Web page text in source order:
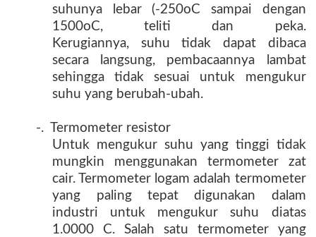
suhunya lebar (-250oC sampai dengan
1500oC, teliti dan peka.
Kerugiannya, suhu tidak dapat dibaca
secara langsung, pembacaannya lambat
sehingga tidak sesuai untuk mengukur
suhu yang berubah-ubah.
-. Termometer resistor
Untuk mengukur suhu yang tinggi tidak
mungkin menggunakan termometer zat
cair. Termometer logam adalah termometer
yang paling tepat digunakan dalam
industri untuk mengukur suhu diatas
1.0000 C. Salah satu termometer yang